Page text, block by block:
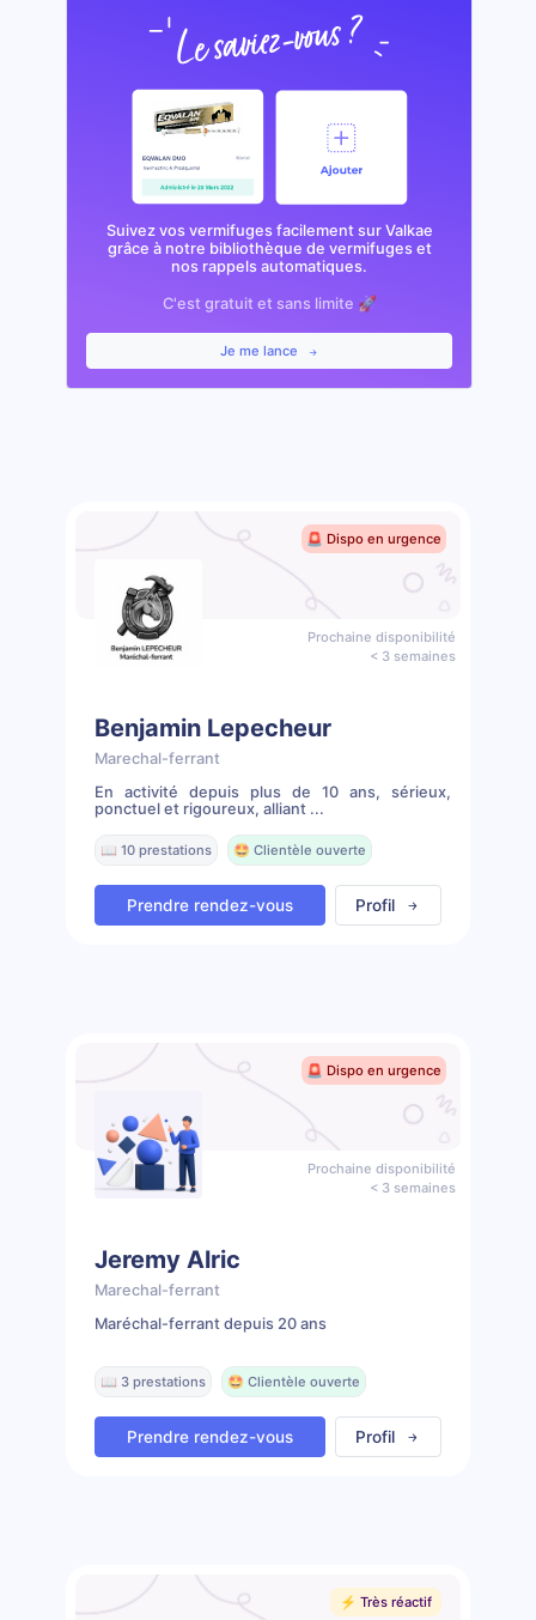
Suivez vos vermifuges facilement sur Valkae
grâce à notre bibliothèque de vermifuges et
nos rappels automatiques.
C'est gratuit et sans limite 🚀
Je me lance
🚨 Dispo en urgence
Prochaine disponibilité
< 3 semaines
Benjamin Lepecheur
Marechal-ferrant
En activité depuis plus de 10 ans, sérieux,
ponctuel et rigoureux, alliant ...
📖 10 prestations 🤩 Clientèle ouverte
Prendre rendez-vous Profil
🚨 Dispo en urgence
Prochaine disponibilité
< 3 semaines
Jeremy Alric
Marechal-ferrant
Maréchal-ferrant depuis 20 ans
📖 3 prestations 🤩 Clientèle ouverte
Prendre rendez-vous Profil
⚡️ Très réactif